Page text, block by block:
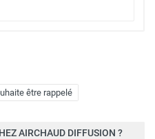
être rappelé
AIRCHAUD DIFFUSION ?